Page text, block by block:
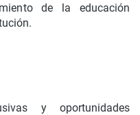
de la educación
y oportunidades